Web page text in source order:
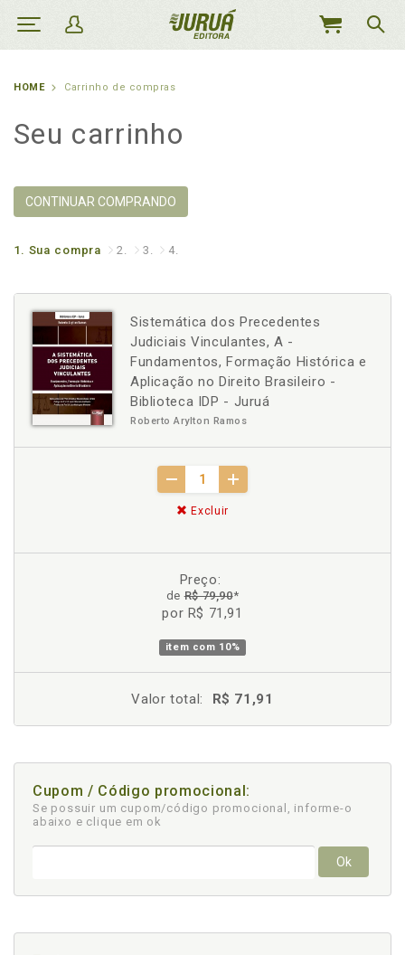
MEU
HOME Carrinho de compras
Seu carrinho
CONTINUAR COMPRANDO
1. Sua compra 2. 3. 4.
Sistemática dos Precedentes
Judiciais Vinculantes, A -
Fundamentos, Formação Histórica e
Aplicação no Direito Brasileiro -
Biblioteca IDP - Juruá
Roberto Arylton Ramos
Excluir
Preço:
deR$ 79,90*
por R$ 71,91
item com 10%
Valor total: R$ 71,91
Cupom / Código promocional:
Se possuir um cupom/código promocional, informe-o
abaixo e clique em ok
Ok